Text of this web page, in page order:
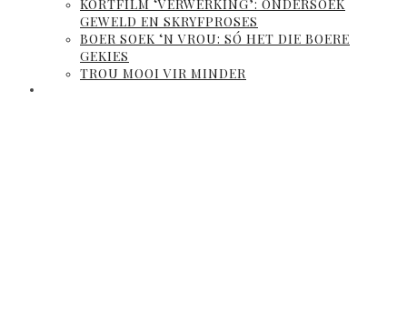
KORTFILM ‘VERWERKING’: ONDERSOEK
GEWELD EN SKRYFPROSES
BOER SOEK ‘N VROU: SÓ HET DIE BOERE
GEKIES
TROU MOOI VIR MINDER